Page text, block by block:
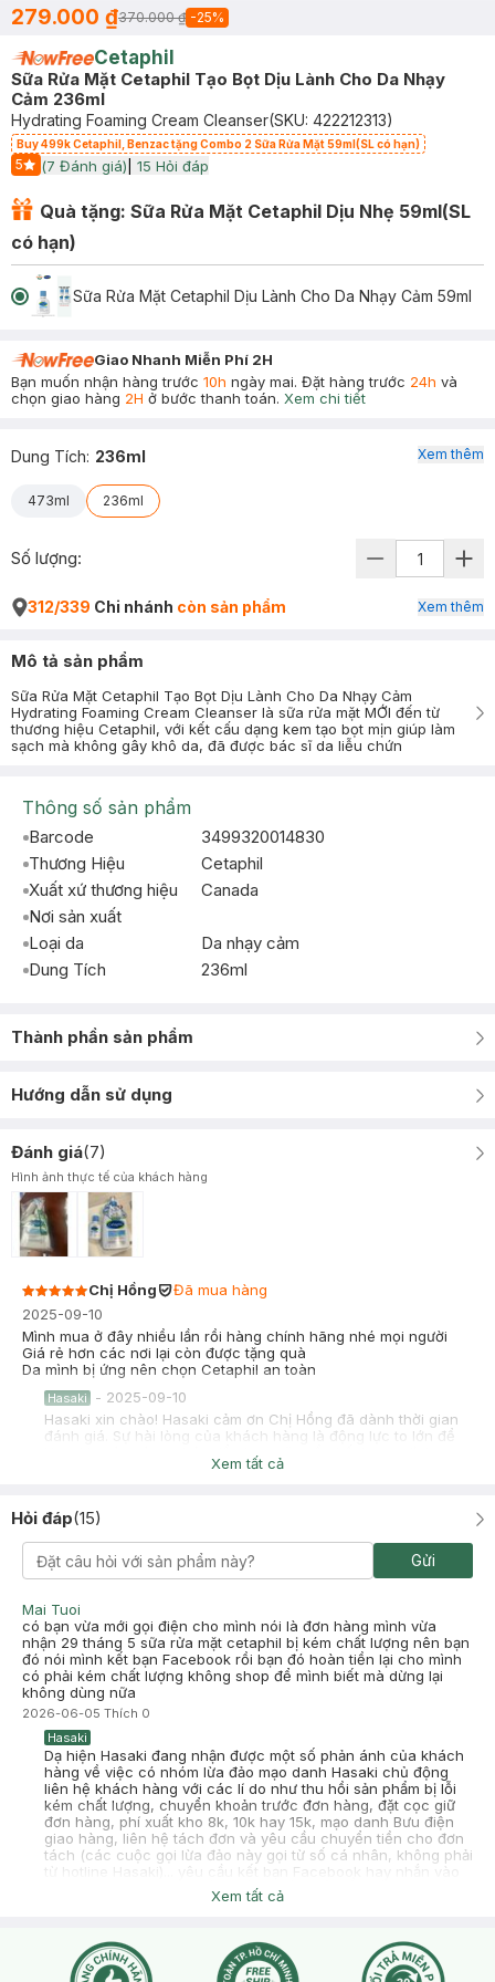
279.000 ₫370.000 ₫ -25%
Cetaphil
Sữa Rửa Mặt Cetaphil Tạo Bọt Dịu Lành Cho Da Nhạy
Cảm 236ml
Hydrating Foaming Cream Cleanser(SKU: 422212313)
Buy 499k Cetaphil, Benzac tặng Combo 2 Sữa Rửa Mặt 59ml(SL có hạn)
5
Start Icon
(7 Đánh giá) 15 Hỏi đáp
Quà tặng: Sữa Rửa Mặt Cetaphil Dịu Nhẹ 59ml(SL
có hạn)
Sữa Rửa Mặt Cetaphil Dịu Lành Cho Da Nhạy Cảm 59ml
Giao Nhanh Miễn Phí 2H
Bạn muốn nhận hàng trước 10h ngày mai. Đặt hàng trước 24h và
chọn giao hàng 2H ở bước thanh toán. Xem chi tiết
Dung Tích: 236ml
473ml 236ml
Xem thêm
Số lượng:
312/339 Chi nhánh còn sản phẩm Xem thêm
Mô tả sản phẩm
Sữa Rửa Mặt Cetaphil Tạo Bọt Dịu Lành Cho Da Nhạy Cảm
Hydrating Foaming Cream Cleanser là sữa rửa mặt MỚI đến từ
thương hiệu Cetaphil, với kết cấu dạng kem tạo bọt mịn giúp làm
sạch mà không gây khô da, đã được bác sĩ da liễu chứn
Thông số sản phẩm
Barcode
3499320014830
Thương Hiệu
Cetaphil
Xuất xứ thương hiệu
Canada
Nơi sản xuất
Loại da
Da nhạy cảm
Dung Tích
236ml
Thành phần sản phẩm
Hướng dẫn sử dụng
Đánh giá(7)
Hình ảnh thực tế của khách hàng
Chị Hồng
Đã mua hàng
2025-09-10
Mình mua ở đây nhiều lần rồi hàng chính hãng nhé mọi người
Giá rẻ hơn các nơi lại còn được tặng quà
Da mình bị ứng nên chọn Cetaphil an toàn
Hasaki - 2025-09-10
Hasaki xin chào! Hasaki cảm ơn Chị Hồng đã dành thời gian
đánh giá. Sự hài lòng của khách hàng là động lực to lớn để
Hasaki ngày càng phát triển hơn nữa về chất lượng dịch vụ.
Cảm ơn bạn đã tin tưởng và mua sắm tại Hasaki!
Danh Thảo
Đã mua hàng
Mình hay mua sp bên shop,mình vừa đọc báo thấy sp celtaphil
giả qá trời,v làm cách nào kt đc hàng chính hãng ạ
Hasaki - 2025-05-21
Hasaki xin chào! Hasaki cảm ơn Danh Thảo đã dành thời gian
đánh giá. Sự hài lòng của khách hàng là động lực to lớn để
Hasaki ngày càng phát triển hơn nữa về chất lượng dịch vụ.
Cảm ơn bạn đã tin tưởng và mua sắm tại Hasaki!
Xem tất cả
Hỏi đáp(15)
Gửi
Mai Tuoi
có bạn vừa mới gọi điện cho mình nói là đơn hàng mình vừa
nhận 29 tháng 5 sữa rửa mặt cetaphil bị kém chất lượng nên bạn
đó nói mình kết bạn Facebook rồi bạn đó hoàn tiền lại cho mình
có phải kém chất lượng không shop để mình biết mà dừng lại
không dùng nữa
2026-06-05 Thích 0
Hasaki
Dạ hiện Hasaki đang nhận được một số phản ánh của khách
hàng về việc có nhóm lừa đảo mạo danh Hasaki chủ động
liên hệ khách hàng với các lí do như thu hồi sản phẩm bị lỗi
kém chất lượng, chuyển khoản trước đơn hàng, đặt cọc giữ
đơn hàng, phí xuất kho 8k, 10k hay 15k, mạo danh Bưu điện
giao hàng, liên hệ tách đơn và yêu cầu chuyển tiền cho đơn
tách (các cuộc gọi lừa đảo này gọi từ số cá nhân, không phải
từ hotline Hasaki)... yêu cầu kết bạn Facebook hay nhắn vào
link lạ làm theo hướng dẫn. ĐÂY TOÀN BỘ ĐỀU LÀ KỊCH BẢN
CỦA LỪA ĐẢO! Để phòng tránh tình trạng này, quý khách
hàng), quý khách TUYỆT ĐỐI KHÔNG CHUYỂN KHOẢN
TRƯỚC MỘT PHẦN HOẶC TOÀN BỘ GIÁ TRỊ ĐƠN HÀNG KHI
CHƯA NHẬN ĐƯỢC HÀNG VÀ KIỂM TRA HÀNG. 2. Đối với đơn
Xem tất cả